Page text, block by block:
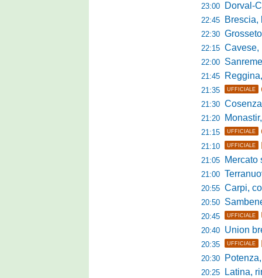
23:00 Dorval-
22:45 Brescia,
22:30 Grosseto-
22:15 Cavese,
22:00
21:45 Reggina,
21:35 UFFICIALE
21:30 Cosenza,
21:20 Monastir,
21:15 UFFICIALE
21:10 UFFICIALE
21:05 Mercato
21:00 Terranuova
20:55 Carpi,
20:50
20:45 UFFICIALE
20:40 Union
20:35 UFFICIALE
20:30 Potenza,
20:25 Latina,